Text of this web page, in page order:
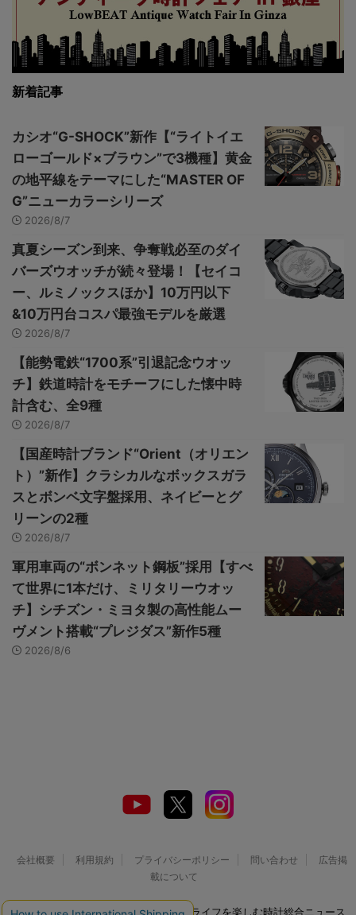
新着記事
カシオ“G-SHOCK”新作【“ライトイエ
ローゴールド×ブラウン”で3機種】黄金
の地平線をテーマにした“MASTER OF
G”ニューカラーシリーズ
2026/8/7
真夏シーズン到来、争奪戦必至のダイ
バーズウオッチが続々登場！【セイコ
ー、ルミノックスほか】10万円以下
&10万円台コスパ最強モデルを厳選
2026/8/7
【能勢電鉄“1700系”引退記念ウオッ
チ】鉄道時計をモチーフにした懐中時
計含む、全9種
2026/8/7
【国産時計ブランド“Orient（オリエン
ト）”新作】クラシカルなボックスガラ
スとボンベ文字盤採用、ネイビーとグ
リーンの2種
2026/8/7
軍用車両の“ボンネット鋼板”採用【すべ
て世界に1本だけ、ミリタリーウオッ
チ】シチズン・ミヨタ製の高性能ムー
ヴメント搭載“プレジダス”新作5種
2026/8/6
会社概要 利用規約 プライバシーポリシー 問い合わせ
広告掲
載について
© 2026 Watch LIFE NEWS｜ウオッチライフを楽しむ時計総合ニュース